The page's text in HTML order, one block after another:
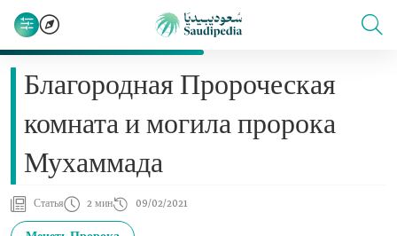
Благородная Пророческая
комната и могила пророка
Мухаммада
Статья 2 мин 09/02/2021